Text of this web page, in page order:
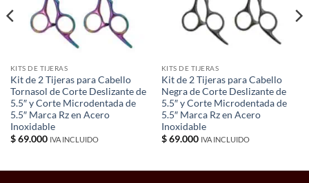
KITS DE TIJERAS
Kit de 2 Tijeras para Cabello
Tornasol de Corte Deslizante de
5.5″ y Corte Microdentada de
5.5″ Marca Rz en Acero
Inoxidable
$69.000 IVA INCLUIDO
KITS DE TIJERAS
Kit de 2 Tijeras para Cabello
Negra de Corte Deslizante de
5.5″ y Corte Microdentada de
5.5″ Marca Rz en Acero
Inoxidable
$69.000 IVA INCLUIDO